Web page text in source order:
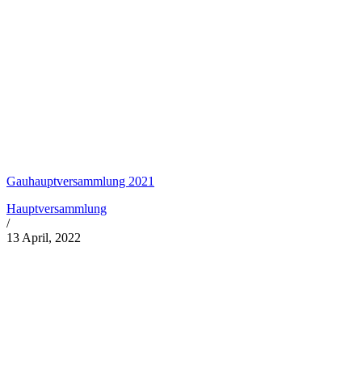
Gauhauptversammlung 2021
Hauptversammlung
/
13 April, 2022